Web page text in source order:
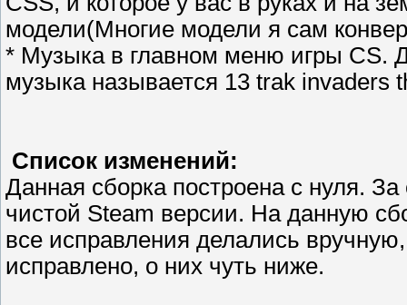
модели(Многие модели я сам
* Музыка в главном меню игры CS.
музыка называется 13 trak
Список изменений:
Данная сборка построена с нуля.
чистой Steam версии. На данную
все исправления делались
исправлено, о них чуть ниже.